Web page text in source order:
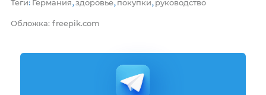
Теги: Германия,здоровье, покупки, руководство
Обложка: freepik.com